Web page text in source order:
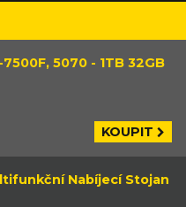
5070 - 1TB 32GB
KOUPIT
Nabíjecí Stojan